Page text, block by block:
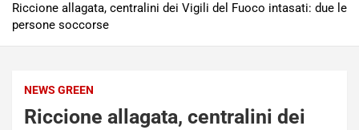
Riccione allagata, centralini dei Vigili del Fuoco intasati: due le
persone soccorse
NEWS GREEN
Riccione allagata, centralini dei